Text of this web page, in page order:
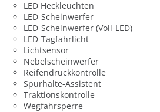
LED Heckleuchten
LED-Scheinwerfer
LED-Scheinwerfer (Voll-LED)
LED-Tagfahrlicht
Lichtsensor
Nebelscheinwerfer
Reifendruckkontrolle
Spurhalte-Assistent
Traktionskontrolle
Wegfahrsperre